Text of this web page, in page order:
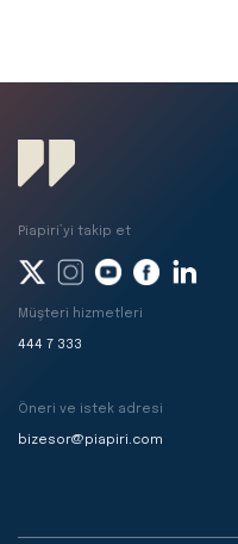
Piapiri’yi takip et
Müşteri hizmetleri
444 7 333
Öneri ve istek adresi
bizesor@piapiri.com